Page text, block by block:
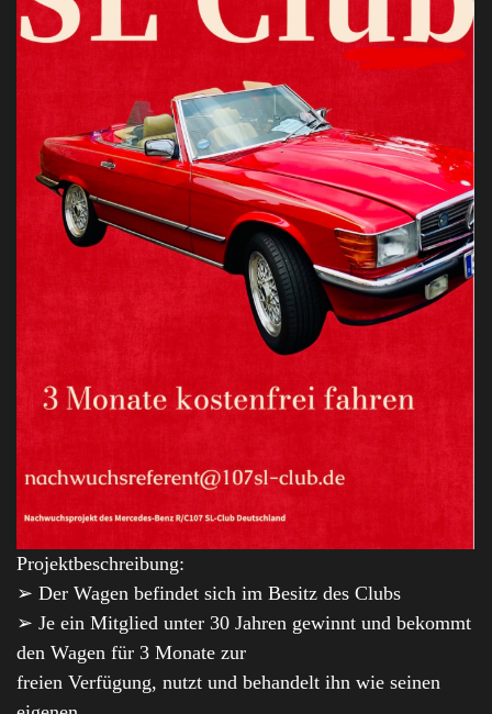
Projektbeschreibung:
➢ Der Wagen befindet sich im Besitz des Clubs
➢ Je ein Mitglied unter 30 Jahren gewinnt und bekommt
den Wagen für 3 Monate zur
freien Verfügung, nutzt und behandelt ihn wie seinen